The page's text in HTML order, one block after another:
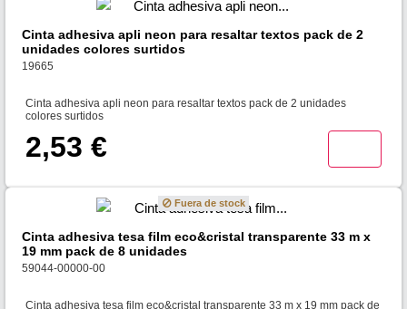
Cinta adhesiva apli neon para resaltar textos pack de 2
unidades colores surtidos
19665
Cinta adhesiva apli neon para resaltar textos pack de 2 unidades
colores surtidos
2,53 €
Fuera de stock
Cinta adhesiva tesa film eco&cristal transparente 33 m x
19 mm pack de 8 unidades
59044-00000-00
Cinta adhesiva tesa film eco&cristal transparente 33 m x 19 mm pack de